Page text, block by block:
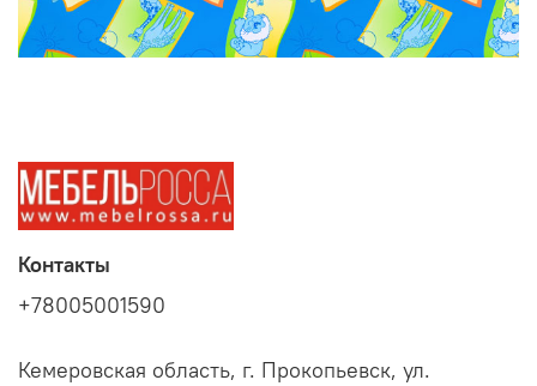
Контакты
+78005001590
Кемеровская область, г. Прокопьевск, ул.